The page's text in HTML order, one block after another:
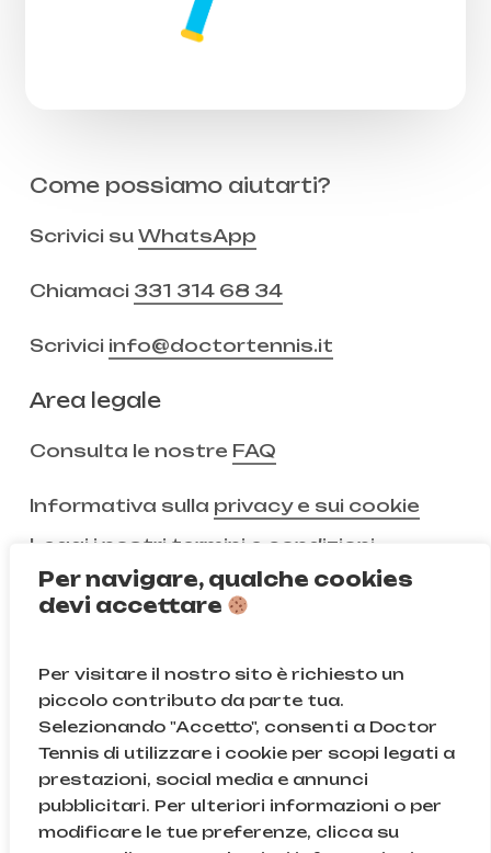
Per navigare, qualche cookies
devi accettare
Per visitare il nostro sito è richiesto un
piccolo contributo da parte tua.
Selezionando "Accetto", consenti a Doctor
Tennis di utilizzare i cookie per scopi legati a
prestazioni, social media e annunci
pubblicitari. Per ulteriori informazioni o per
modificare le tue preferenze, clicca su
Come possiamo aiutarti?
Scrivici suWhatsApp
Chiamaci 331 314 68 34
Scrivici info@doctortennis.it
Area legale
Consulta le nostre FAQ
Informativa sulla privacy e sui cookie
Leggi i nostri termini e condizioni
Instagram Facebook
TikTok
© Doctor Tennis | B&D S.r.l.s. | P.iva 08709820966 |